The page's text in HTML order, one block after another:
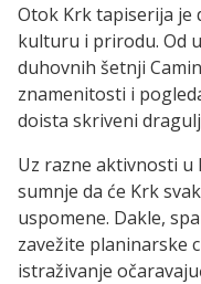
Otok Krk tapiserija je
kulturu i prirodu. Od
duhovnih šetnji
znamenitosti i
doista skriveni
Uz razne aktivnosti u
sumnje da će Krk
uspomene. Dakle,
zavežite planinarske
istraživanje